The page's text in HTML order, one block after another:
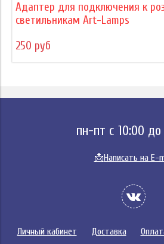
Адаптер для подключения к
светильникам Art-Lamps
250 руб
пн-пт с 10:00 до
📩Написать на E-
Личный кабинет Доставка